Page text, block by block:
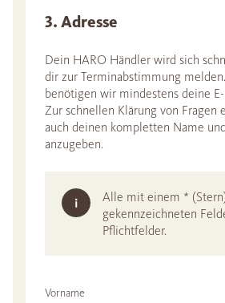
3. Adresse
Dein HARO Händler wird sich
dir zur Terminabstimmung
benötigen wir mindestens deine
Zur schnellen Klärung von Fragen
auch deinen kompletten Name
anzugeben.
Alle mit einem *
gekennzeichneten
Pflichtfelder.
Vorname